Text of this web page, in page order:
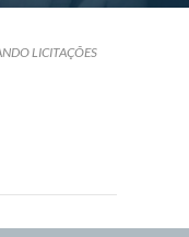
LICITAÇÕES